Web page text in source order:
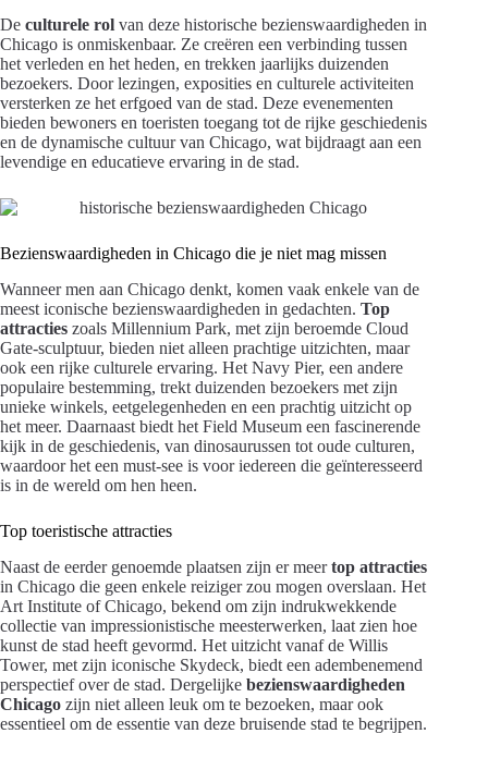
De culturele rol van deze historische bezienswaardigheden in
Chicago is onmiskenbaar. Ze creëren een verbinding tussen
het verleden en het heden, en trekken jaarlijks duizenden
bezoekers. Door lezingen, exposities en culturele activiteiten
versterken ze het erfgoed van de stad. Deze evenementen
bieden bewoners en toeristen toegang tot de rijke geschiedenis
en de dynamische cultuur van Chicago, wat bijdraagt aan een
levendige en educatieve ervaring in de stad.
Bezienswaardigheden in Chicago die je niet mag missen
Wanneer men aan Chicago denkt, komen vaak enkele van de
meest iconische bezienswaardigheden in gedachten. Top
attracties zoals Millennium Park, met zijn beroemde Cloud
Gate-sculptuur, bieden niet alleen prachtige uitzichten, maar
ook een rijke culturele ervaring. Het Navy Pier, een andere
populaire bestemming, trekt duizenden bezoekers met zijn
unieke winkels, eetgelegenheden en een prachtig uitzicht op
het meer. Daarnaast biedt het Field Museum een fascinerende
kijk in de geschiedenis, van dinosaurussen tot oude culturen,
waardoor het een must-see is voor iedereen die geïnteresseerd
is in de wereld om hen heen.
Top toeristische attracties
Naast de eerder genoemde plaatsen zijn er meertop attracties
in Chicago die geen enkele reiziger zou mogen overslaan. Het
Art Institute of Chicago, bekend om zijn indrukwekkende
collectie van impressionistische meesterwerken, laat zien hoe
kunst de stad heeft gevormd. Het uitzicht vanaf de Willis
Tower, met zijn iconische Skydeck, biedt een adembenemend
perspectief over de stad. Dergelijke bezienswaardigheden
Chicago zijn niet alleen leuk om te bezoeken, maar ook
essentieel om de essentie van deze bruisende stad te begrijpen.